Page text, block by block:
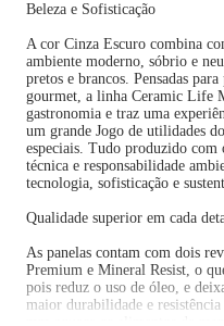
Beleza e Sofisticação
A cor Cinza Escuro combina
ambiente moderno, sóbrio e
pretos e brancos. Pensadas
gourmet, a linha Ceramic Life
gastronomia e traz uma
um grande Jogo de utilidades
especiais. Tudo produzido com
técnica e responsabilidade
tecnologia, sofisticação e
Qualidade superior em cada
As panelas contam com dois
Premium e Mineral Resist, o
pois reduz o uso de óleo, e
maior durabilidade e